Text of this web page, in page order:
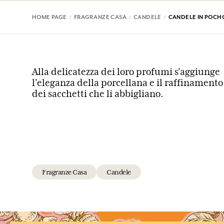
HOME PAGE FRAGRANZE CASA CANDELE CANDELE IN
Alla delicatezza dei loro profumi s'aggiunge
l'eleganza della porcellana e il raffinamento
dei sacchetti che li abbigliano.
Fragranze Casa Candele